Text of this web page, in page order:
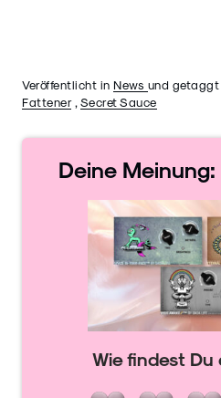
Veröffentlicht in News und getaggt
Fattener, Secret Sauce
Deine Meinung:
Wie findest Du